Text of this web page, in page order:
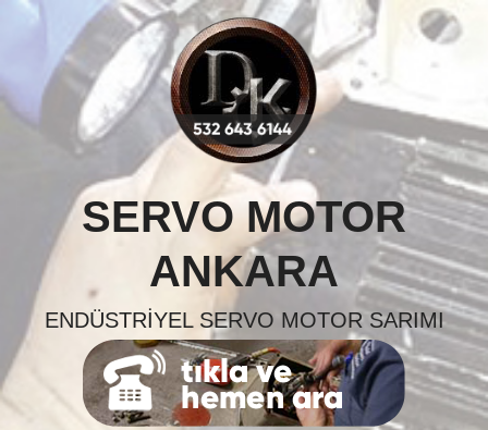
Skip
content
SERVO MOTOR
ANKARA
ENDÜSTRIYEL SERVO MOTOR SARIMI